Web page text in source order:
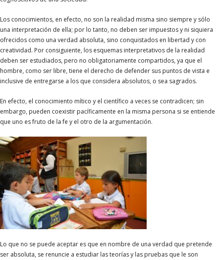
Los conocimientos, en efecto, no son la realidad misma sino siempre y sólo
una interpretación de ella; por lo tanto, no deben ser impuestos y ni siquiera
ofrecidos como una verdad absoluta, sino conquistados en libertad y con
creatividad. Por consiguiente, los esquemas interpretativos de la realidad
deben ser estudiados, pero no obligatoriamente compartidos, ya que el
hombre, como ser libre, tiene el derecho de defender sus puntos de vista e
inclusive de entregarse a los que considera absolutos, o sea sagrados.
En efecto, el conocimiento mítico y el científico a veces se contradicen; sin
embargo, pueden coexistir pacíficamente en la misma persona si se entiende
que uno es fruto de la fe y el otro de la argumentación.
Lo que no se puede aceptar es que en nombre de una verdad que pretende
ser absoluta, se renuncie a estudiar las teorías y las pruebas que le son